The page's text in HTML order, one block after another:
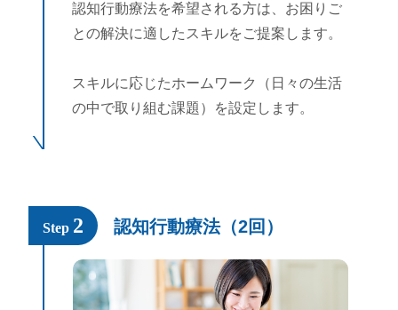
認知行動療法を希望される方は、お困りご
との解決に適したスキルをご提案します。
スキルに応じたホームワーク（日々の生活
の中で取り組む課題）を設定します。
Step 2 認知行動療法（2回）